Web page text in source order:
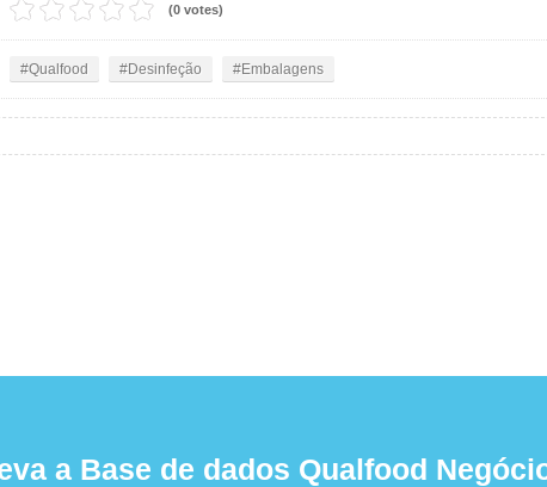
(0 votes)
Qualfood Desinfeção Embalagens
a Base de dados Qualfood